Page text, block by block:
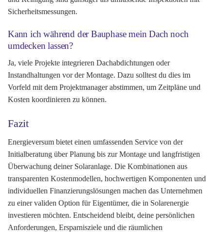
Sicherheitsmessungen.
Kann ich während der Bauphase mein Dach noch
umdecken lassen?
Ja, viele Projekte integrieren Dachabdichtungen oder
Instandhaltungen vor der Montage. Dazu solltest du dies im
Vorfeld mit dem Projektmanager abstimmen, um Zeitpläne und
Kosten koordinieren zu können.
Fazit
Energieversum bietet einen umfassenden Service von der
Initialberatung über Planung bis zur Montage und langfristigen
Überwachung deiner Solaranlage. Die Kombinationen aus
transparenten Kostenmodellen, hochwertigen Komponenten und
individuellen Finanzierungslösungen machen das Unternehmen
zu einer validen Option für Eigentümer, die in Solarenergie
investieren möchten. Entscheidend bleibt, deine persönlichen
Anforderungen, Ersparnisziele und die räumlichen